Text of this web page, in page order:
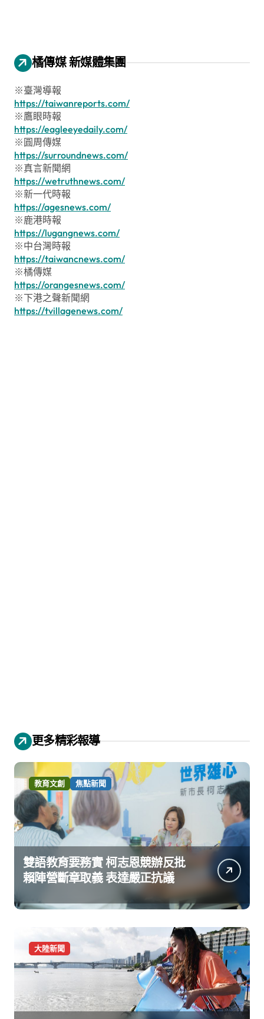
橘傳媒 新媒體集團
※臺灣導報
https://taiwanreports.com/
※鷹眼時報
https://eagleeyedaily.com/
※圓周傳媒
https://surroundnews.com/
※真言新聞網
https://wetruthnews.com/
※新一代時報
https://agesnews.com/
※鹿港時報
https://lugangnews.com/
※中台灣時報
https://taiwancnews.com/
※橘傳媒
https://orangesnews.com/
※下港之聲新聞網
https://tvillagenews.com/
更多精彩報導
教育文創 焦點新聞
雙語教育要務實 柯志恩競辦反批
賴陣營斷章取義 表達嚴正抗議
大陸新聞